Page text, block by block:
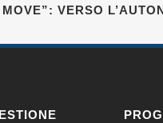
VERSO